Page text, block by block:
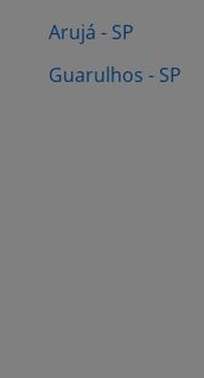
Arujá - SP
Guarulhos - SP